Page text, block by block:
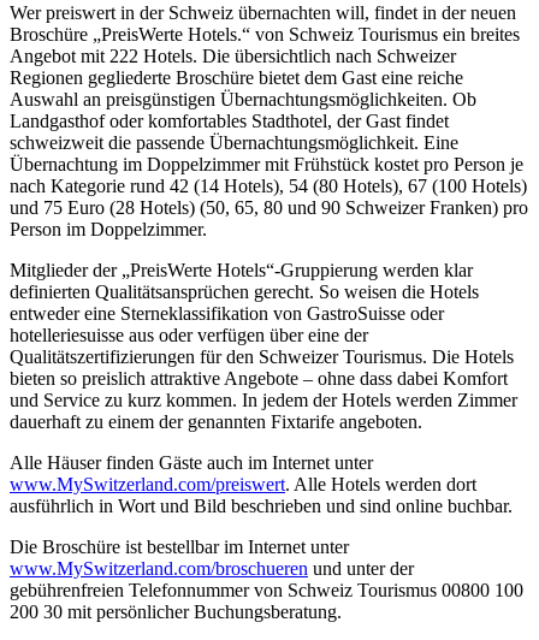
Wer preiswert in der Schweiz übernachten will, findet in der neuen
Broschüre „PreisWerte Hotels.“ von Schweiz Tourismus ein breites
Angebot mit 222 Hotels. Die übersichtlich nach Schweizer
Regionen gegliederte Broschüre bietet dem Gast eine reiche
Auswahl an preisgünstigen Übernachtungsmöglichkeiten. Ob
Landgasthof oder komfortables Stadthotel, der Gast findet
schweizweit die passende Übernachtungsmöglichkeit. Eine
Übernachtung im Doppelzimmer mit Frühstück kostet pro Person je
nach Kategorie rund 42 (14 Hotels), 54 (80 Hotels), 67 (100 Hotels)
und 75 Euro (28 Hotels) (50, 65, 80 und 90 Schweizer Franken) pro
Person im Doppelzimmer.
Mitglieder der „PreisWerte Hotels“-Gruppierung werden klar
definierten Qualitätsansprüchen gerecht. So weisen die Hotels
entweder eine Sterneklassifikation von GastroSuisse oder
hotelleriesuisse aus oder verfügen über eine der
Qualitätszertifizierungen für den Schweizer Tourismus. Die Hotels
bieten so preislich attraktive Angebote – ohne dass dabei Komfort
und Service zu kurz kommen. In jedem der Hotels werden Zimmer
dauerhaft zu einem der genannten Fixtarife angeboten.
Alle Häuser finden Gäste auch im Internet unter
www.MySwitzerland.com/preiswert. Alle Hotels werden dort
ausführlich in Wort und Bild beschrieben und sind online buchbar.
Die Broschüre ist bestellbar im Internet unter
www.MySwitzerland.com/broschueren und unter der
gebührenfreien Telefonnummer von Schweiz Tourismus 00800 100
200 30 mit persönlicher Buchungsberatung.